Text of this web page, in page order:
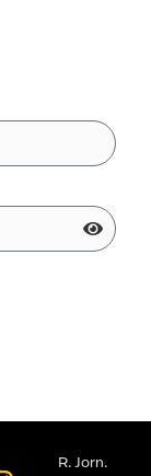
R. Jorn.